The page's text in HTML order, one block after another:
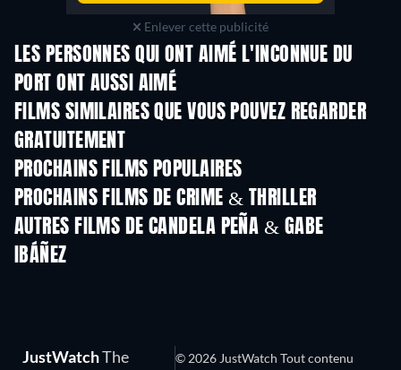
Enlever cette publicité
LES PERSONNES QUI ONT AIMÉ L'INCONNUE DU
PORT ONT AUSSI AIMÉ
FILMS SIMILAIRES QUE VOUS POUVEZ REGARDER
GRATUITEMENT
PROCHAINS FILMS POPULAIRES
PROCHAINS FILMS DE CRIME & THRILLER
AUTRES FILMS DE CANDELA PEÑA & GABE
IBÁÑEZ
JustWatchThe
© 2026 JustWatch Tout contenu